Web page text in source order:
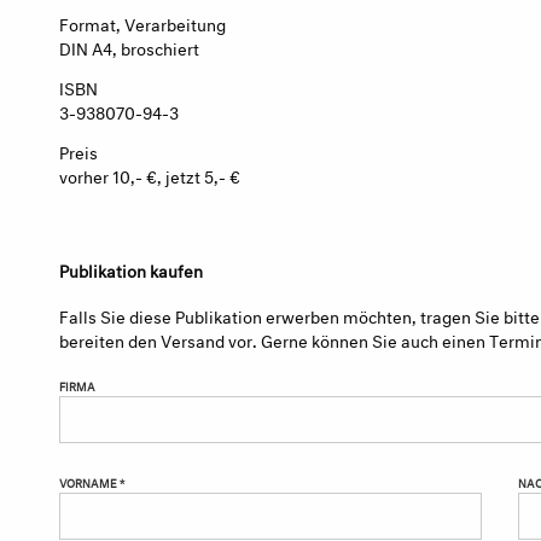
Format, Verarbeitung
DIN A4, broschiert
ISBN
3-938070-94-3
Preis
vorher 10,- €, jetzt 5,- €
Publikation kaufen
Falls Sie diese Publikation erwerben möchten, tragen Sie
bereiten den Versand vor. Gerne können Sie auch einen
FIRMA
VORNAME *